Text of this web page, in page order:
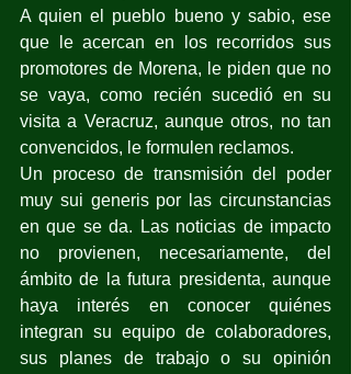
A quien el pueblo bueno y sabio, ese
que le acercan en los recorridos sus
promotores de Morena, le piden que no
se vaya, como recién sucedió en su
visita a Veracruz, aunque otros, no tan
convencidos, le formulen reclamos.
Un proceso de transmisión del poder
muy sui generis por las circunstancias
en que se da. Las noticias de impacto
no provienen, necesariamente, del
ámbito de la futura presidenta, aunque
haya interés en conocer quiénes
integran su equipo de colaboradores,
sus planes de trabajo o su opinión